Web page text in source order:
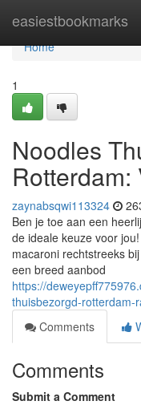
easiestbookmarks
Home
Home
1
Noodles
Rotterdam:
zaynabsqwi113324
Ben je toe aan een
de ideale keuze voor
macaroni rechtstreeks
een breed aanbod
https://
thuisbezorgd-rotterdam-
Comments
Comments
Submit a Comment